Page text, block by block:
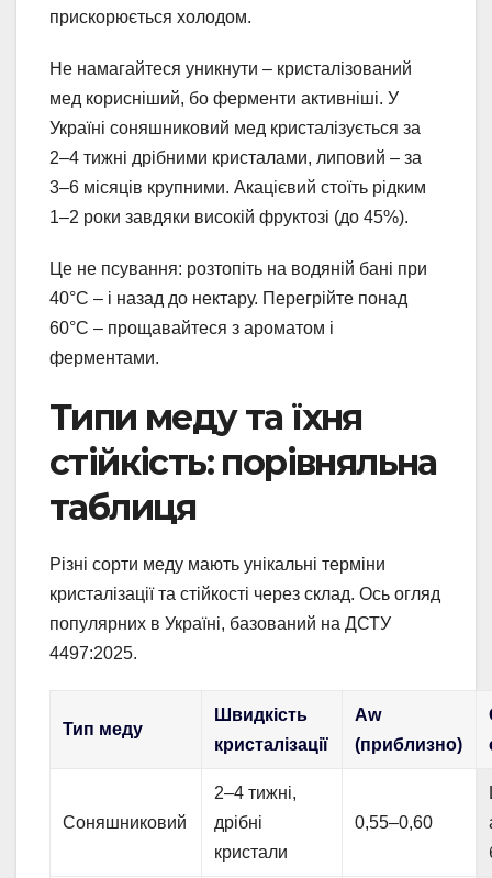
прискорюється холодом.
Не намагайтеся уникнути – кристалізований
мед корисніший, бо ферменти активніші. У
Україні соняшниковий мед кристалізується за
2–4 тижні дрібними кристалами, липовий – за
3–6 місяців крупними. Акацієвий стоїть рідким
1–2 роки завдяки високій фруктозі (до 45%).
Це не псування: розтопіть на водяній бані при
40°C – і назад до нектару. Перегрійте понад
60°C – прощавайтеся з ароматом і
ферментами.
Типи меду та їхня
стійкість: порівняльна
таблиця
Різні сорти меду мають унікальні терміни
кристалізації та стійкості через склад. Ось огляд
популярних в Україні, базований на ДСТУ
4497:2025.
Тип меду
Швидкість
кристалізації
Aw
(приблизно)
Соняшниковий
2–4 тижні,
дрібні
кристали
0,55–0,60